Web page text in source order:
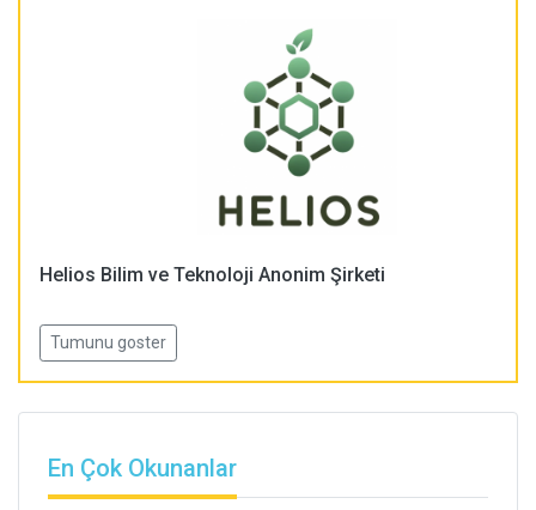
Helios Bilim ve Teknoloji Anonim Şirketi
Tumunu goster
En Çok Okunanlar